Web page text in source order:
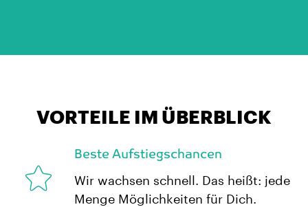
VORTEILE IM ÜBERBLICK
Beste Aufstiegschancen
Wir wachsen schnell. Das heißt: jede
Menge Möglichkeiten für Dich.